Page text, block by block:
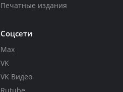
Печатные издания
Соцсети
Max
VK
VK Видео